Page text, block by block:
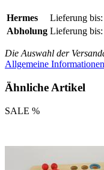
Hermes Lieferung
Abholung Lieferung
Die Auswahl der
Allgemeine
Ähnliche Artikel
SALE %